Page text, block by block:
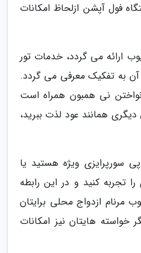
فول آپشن ازلحاظ امکانات
ارائه می گردد، خدمات تور
به تفکیک معرفی می گردد.
نی همبون همراه است
همانند عود لذت ببرید،
سورپرایزی ویژه هستید یا
را تجربه کنید و در این رابطه
مرنام ازدواج محلی برایتان
خواسته هایتان نیز امکانات